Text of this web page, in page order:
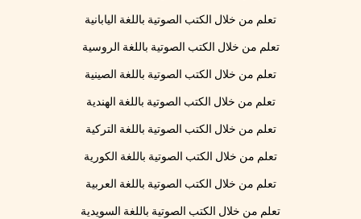
تعلم من خلال الكتب الصوتية باللغة اليابانية
تعلم من خلال الكتب الصوتية باللغة الروسية
تعلم من خلال الكتب الصوتية باللغة الصينية
تعلم من خلال الكتب الصوتية باللغة الهندية
تعلم من خلال الكتب الصوتية باللغة التركية
تعلم من خلال الكتب الصوتية باللغة الكورية
تعلم من خلال الكتب الصوتية باللغة العربية
تعلم من خلال الكتب الصوتية باللغة السويدية